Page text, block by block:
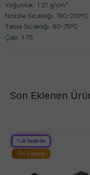
Yoğunluk: 1.21 g/cm³
Nozzle Sıcaklığı: 190-210ºC
Tabla Sıcaklığı: 60-75ºC
Çap: 1.75
Son Eklenen
%8 İndirim
Ön Sipariş